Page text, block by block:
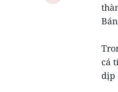
cá
dịp